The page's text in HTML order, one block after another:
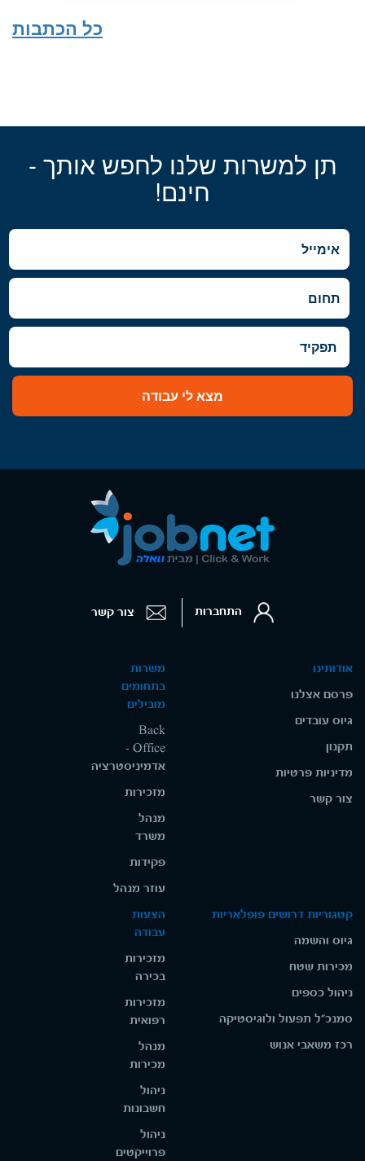
כל הכתבות
תן למשרות שלנו לחפש אותך -
חינם!
מצא לי עבודה
אודותינו
פרסם אצלנו
גיוס עובדים
תקנון
מדיניות פרטיות
צור קשר
משרות
בתחומים
מובילים
Back
Office -
אדמיניסטרציה
מזכירות
מנהל
משרד
פקידות
עוזר מנהל
קטגוריות דרושים פופלאריות
גיוס והשמה
מכירות שטח
ניהול כספים
סמנכ"ל תפעול ולוגיסטיקה
רכז משאבי אנוש
הצעות
עבודה
מזכירות
בכירה
מזכירות
רפואית
מנהל
מכירות
ניהול
חשבונות
ניהול
פרוייקטים